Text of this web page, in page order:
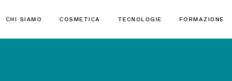
CHI SIAMO COSMETICA TECNOLOGIE FORMAZIONE